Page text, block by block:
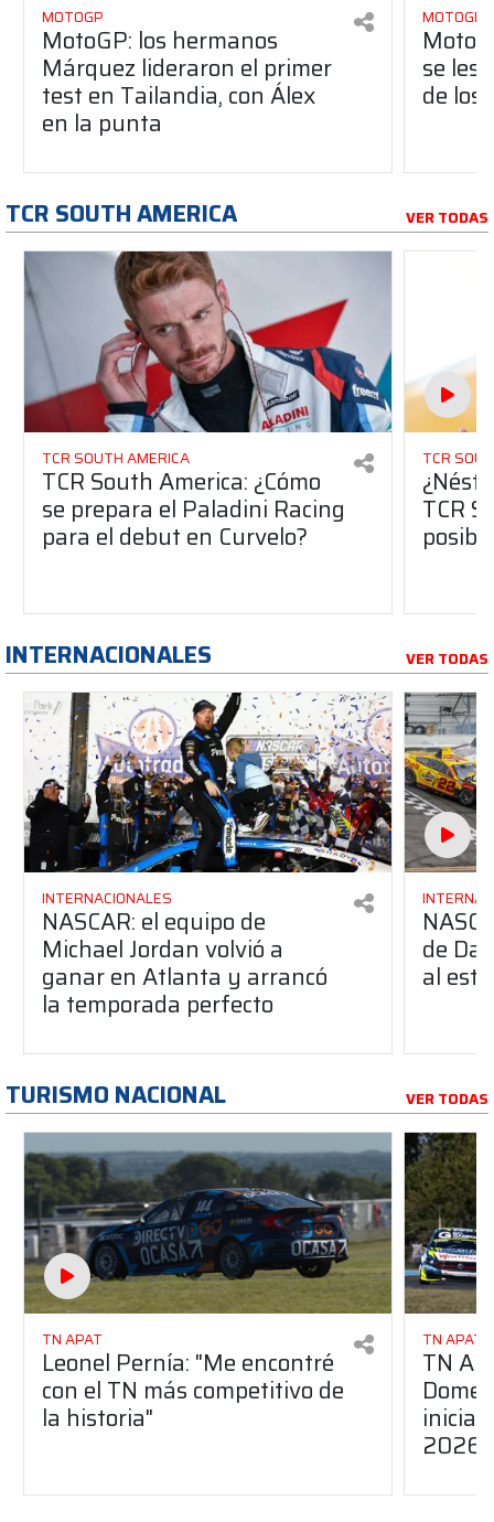
MOTOGP
MotoGP: los hermanos
Márquez lideraron el primer
test en Tailandia, con Álex
en la punta
MOTOGP
se
de los
TCR SOUTH AMERICA VER TODAS
TCR SOUTH AMERICA
TCR South America: ¿Cómo
se prepara el Paladini Racing
para el debut en Curvelo?
TCR
TCR
INTERNACIONALES VER TODAS
INTERNACIONALES
NASCAR: el equipo de
Michael Jordan volvió a
ganar en Atlanta y arrancó
la temporada perfecto
de
al
TURISMO NACIONAL VER TODAS
TN APAT
Leonel Pernía: "Me encontré
con el TN más competitivo de
la historia"
TN APAT
TN
2026